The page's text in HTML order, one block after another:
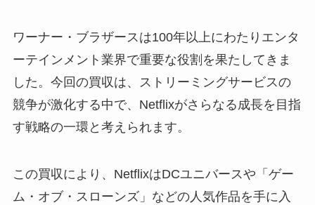
ワーナー・ブラザースは100年以上にわたりエンタ
ーテインメント業界で重要な役割を果たしてきま
した。今回の買収は、ストリーミングサービスの
競争が激化する中で、Netflixがさらなる成長を目指
す戦略の一環と考えられます。
この買収により、NetflixはDCユニバースや「ゲー
ム・オブ・スローンズ」などの人気作品を手に入